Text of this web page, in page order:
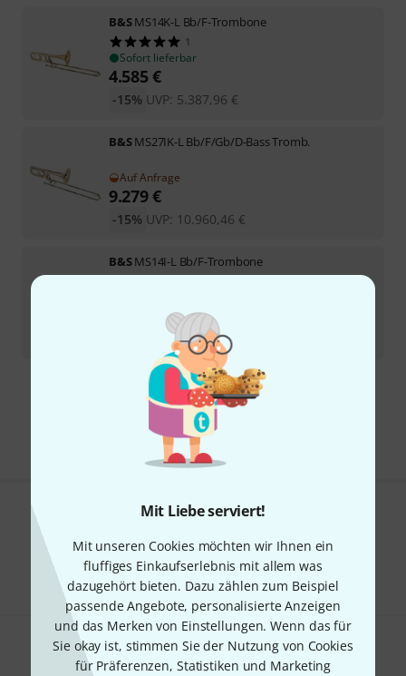
Mit Liebe serviert!
Mit unseren Cookies möchten wir Ihnen ein
fluffiges Einkaufserlebnis mit allem was
dazugehört bieten. Dazu zählen zum Beispiel
passende Angebote, personalisierte Anzeigen
und das Merken von Einstellungen. Wenn das für
Sie okay ist, stimmen Sie der Nutzung von Cookies
für Präferenzen, Statistiken und Marketing
B&SMS14K-L Bb/F-Trombone
1
Sofort lieferbar
4.585€
UVP: 5.387,96 €
-15%
B&SMS27IK-L Bb/F/Gb/D-Bass Tromb.
Auf Anfrage
9.279€
UVP: 10.960,46 €
-15%
B&SMS14I-L Bb/F-Trombone
UVP:5.893,03 €
Kostenloser Versand ab 29 €
Alle Preise inkl. MwSt.
Gefällt Ihnen, was Sie sehen?
Teilen Hilfe & Feedback